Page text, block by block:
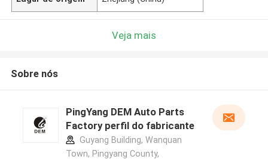
Veja mais
Sobre nós
PingYang DEM Auto Parts
Factory perfil do fabricante
Guyang Building, Wanquan
Town, Pingyang County,